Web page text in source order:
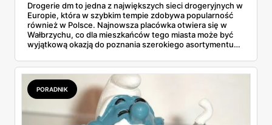
Drogerie dm to jedna z największych sieci drogeryjnych w
Europie, która w szybkim tempie zdobywa popularność
również w Polsce. Najnowsza placówka otwiera się w
Wałbrzychu, co dla mieszkańców tego miasta może być
wyjątkową okazją do poznania szerokiego asortymentu
2024 roku, w Galerii Victoria przy ulicy 1 Maja 64, klienci
będą mogli cieszyć się zakupami w dm. Na otwarcie
przygotowano liczne atrakcje, rabaty i specjalne oferty.
Co warto wiedzieć o tej drogerii?
PORADNIK